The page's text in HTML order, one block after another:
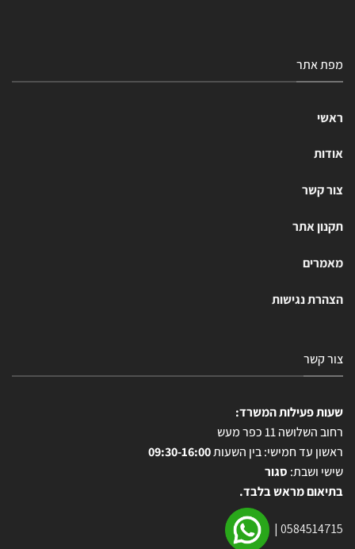
מפת אתר
ראשי
אודות
צור קשר
תקנון אתר
מאמרים
הצהרת נגישות
צור קשר
שעות פעילות המשרד:
רחוב השלושה 11 כפר מעש
ראשון עד חמישי: בין השעות09:30-16:00
שישי ושבת: סגור
בתיאום מראש בלבד.
0584514715
|